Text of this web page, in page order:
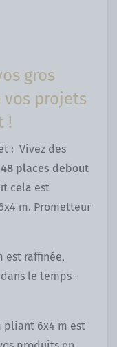
gros
vos projets
!
: Vivez des
48 places debout
cela est
m. Prometteur
est raffinée,
le temps -
pliant 6x4 m est